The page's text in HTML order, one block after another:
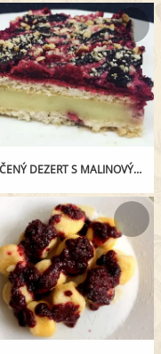
NEPEČENÝ DEZERT S MALINOVÝM ROZVAREM